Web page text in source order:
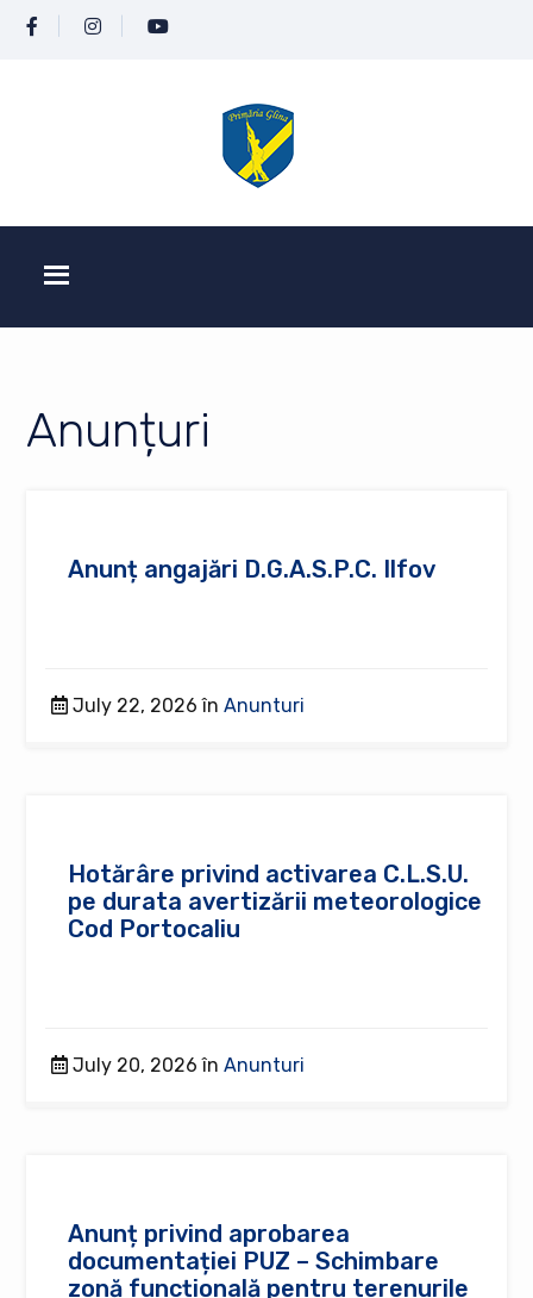
Anunțuri
Anunț angajări D.G.A.S.P.C. Ilfov
July 22, 2026 înAnunturi
Hotărâre privind activarea C.L.S.U.
pe durata avertizării meteorologice
Cod Portocaliu
July 20, 2026 înAnunturi
Anunț privind aprobarea
documentației PUZ – Schimbare
zonă funcțională pentru terenurile